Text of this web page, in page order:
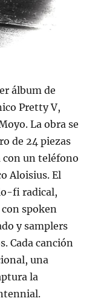
álbum de
Pretty V,
La obra se
de 24 piezas
con un teléfono
Aloisius. El
fi radical,
spoken
y samplers
Cada canción
una
la